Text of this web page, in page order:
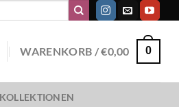
WARENKORB /€0,00 0